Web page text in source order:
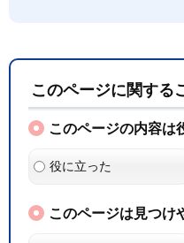
このページに関する
このページの内容は
役に立った
このページは見つけ